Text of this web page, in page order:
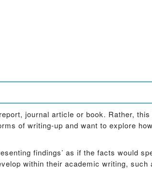
journal article or book. Rather,
of writing-up and want to explore
findings’ as if the facts would
within their academic writing, such